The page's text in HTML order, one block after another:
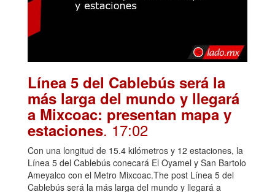
Línea 5 del Cablebús será la
más larga del mundo y llegará
a Mixcoac: presentan mapa y
estaciones. 17:02
Con una longitud de 15.4 kilómetros y 12 estaciones, la
Línea 5 del Cablebús conecará El Oyamel y San Bartolo
Ameyalco con el Metro Mixcoac.The post Línea 5 del
Cablebús será la más larga del mundo y llegará a